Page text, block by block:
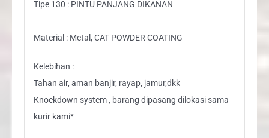
Tipe 130 : PINTU PANJANG DIKANAN
Material : Metal, CAT POWDER COATING
Kelebihan :
Tahan air, aman banjir, rayap, jamur,dkk
Knockdown system , barang dipasang dilokasi sama
kurir kami*